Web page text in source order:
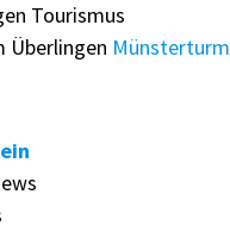
Tourismus
Überlingen Münsterturm